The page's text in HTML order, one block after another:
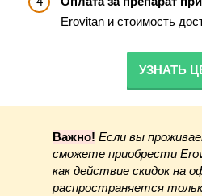
Erovitan и стоимость
УЗНАТЬ
Важно! Если вы
сможете приобрести
как действие скидок на
распространяется